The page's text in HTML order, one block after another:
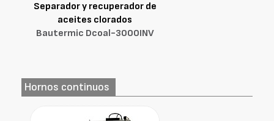
Separador y recuperador de
aceites clorados
Bautermic Dcoal-3000INV
Hornos continuos